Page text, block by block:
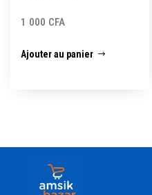
1 000 CFA
Ajouter au panier